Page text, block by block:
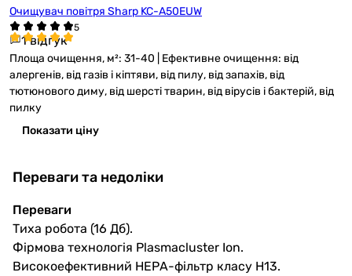
Очищувач повітря Sharp KC-A50EUW
1 відгук
Площа очищення, м²: 31-40 | Ефективне очищення: від
алергенів, від газів і кіптяви, від пилу, від запахів, від
тютюнового диму, від шерсті тварин, від вірусів і бактерій, від
пилку
Показати ціну
Переваги та недоліки
Переваги
Тиха робота (16 Дб).
Фірмова технологія Plasmacluster Ion.
Високоефективний НЕРА-фільтр класу Н13.